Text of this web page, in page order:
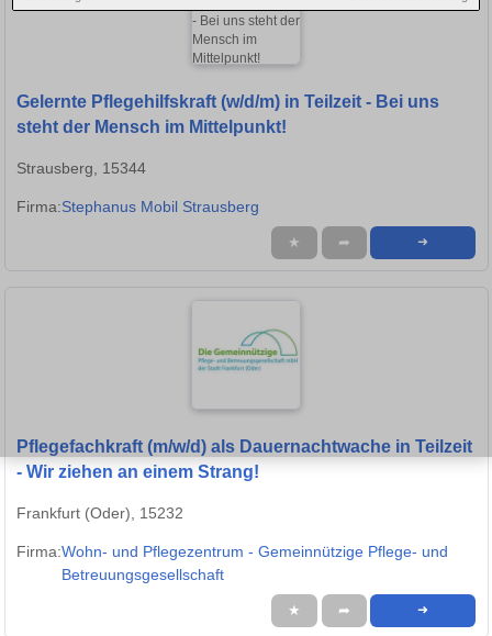
Gelernte Pflegehilfskraft (w/d/m) in Teilzeit - Bei uns
steht der Mensch im Mittelpunkt!
Strausberg, 15344
Firma:Stephanus Mobil Strausberg
★ ➦ ➜
Pflegefachkraft (m/w/d) als Dauernachtwache in Teilzeit
- Wir ziehen an einem Strang!
Frankfurt (Oder), 15232
Firma:Wohn- und Pflegezentrum - Gemeinnützige Pflege- und
Betreuungsgesellschaft
★ ➦ ➜